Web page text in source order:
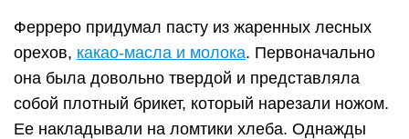
Ферреро придумал пасту из жаренных лесных
орехов, какао-масла и молока. Первоначально
она была довольно твердой и представляла
собой плотный брикет, который нарезали ножом.
Ее накладывали на ломтики хлеба. Однажды